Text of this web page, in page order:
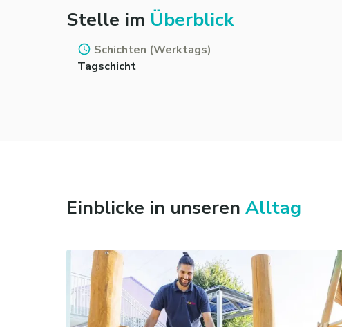
Stelle im Überblick
Schichten (Werktags)
Tagschicht
Einblicke in unseren Alltag